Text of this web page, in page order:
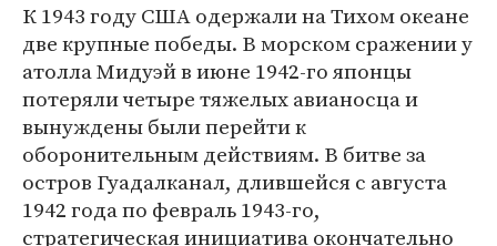
К 1943 году США одержали на Тихом океане
две крупные победы. В морском сражении у
атолла Мидуэй в июне 1942-го японцы
потеряли четыре тяжелых авианосца и
вынуждены были перейти к
оборонительным действиям. В битве за
остров Гуадалканал, длившейся с августа
1942 года по февраль 1943-го,
стратегическая инициатива окончательно